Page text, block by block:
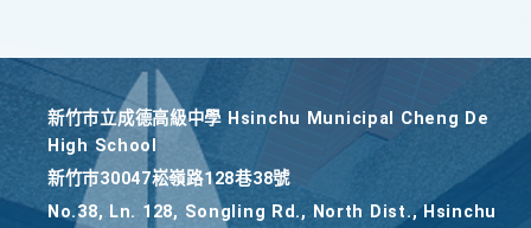
新竹巿立成德高級中學 Hsinchu Municipal Cheng De
High School
新竹巿30047崧嶺路128巷38號
No.38, Ln. 128, Songling Rd., North Dist., Hsinchu